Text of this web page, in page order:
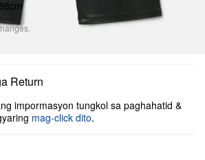
Return
impormasyon tungkol sa paghahatid &
mag-click dito.